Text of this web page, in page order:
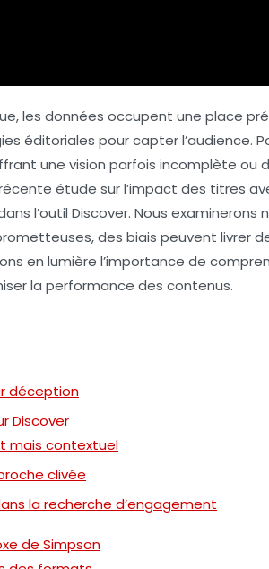
les données occupent une place
éditoriales pour capter l’audience.
une vision parfois incomplète ou
étude sur l’impact des titres
l’outil Discover. Nous
des biais peuvent livrer
en lumière l’importance de
la performance des contenus.
déception
Discover
mais contextuel
clivée
la recherche d’engagement
de Simpson